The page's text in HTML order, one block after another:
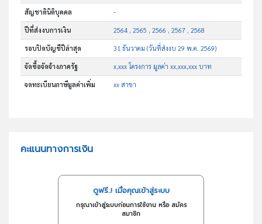
สัญชาตินิติบุคคล -
ปีที่ส่งงบการเงิน 2564 , 2565 , 2566 , 2567 , 2568
รอบปิดบัญชีปีล่าสุด 31 ธันวาคม (วันที่ส่งงบ 29 พ.ค. 2569)
จัดซื้อจัดจ้างภาครัฐ x,xxx โครงการ มูลค่า xx,xxx,xxx บาท
จดทะเบียนภาษีมูลค่าเพิ่ม xx สาขา
คะแนนทางการเงิน
ดูฟรี..! เมื่อคุณเข้าสู่ระบบ
กรุณาเข้าสู่ระบบก่อนการใช้งาน หรือ สมัคร
สมาชิก